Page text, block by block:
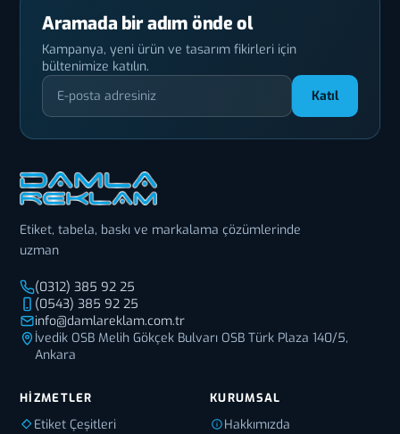
Aramada bir adım önde ol
Kampanya, yeni ürün ve tasarım fikirleri için
bültenimize katılın.
Katıl
Etiket, tabela, baskı ve markalama çözümlerinde
uzman
(0312) 385 92 25
(0543) 385 92 25
info@damlareklam.com.tr
İvedik OSB Melih Gökçek Bulvarı OSB Türk Plaza 140/5,
Ankara
HIZMETLER
Etiket Çeşitleri
KURUMSAL
Hakkımızda